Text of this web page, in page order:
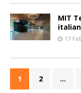
MIT
17
1 2 …